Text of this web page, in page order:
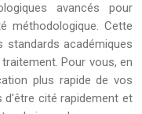
avancés pour
méthodologique. Cette
académiques
Pour vous, en
plus rapide de vos
cité rapidement et